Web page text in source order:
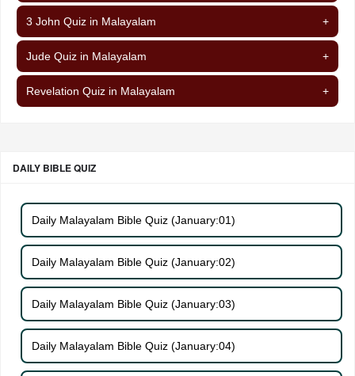
3 John Quiz in Malayalam +
Jude Quiz in Malayalam +
Revelation Quiz in Malayalam +
DAILY BIBLE QUIZ
Daily Malayalam Bible Quiz (January:01)
Daily Malayalam Bible Quiz (January:02)
Daily Malayalam Bible Quiz (January:03)
Daily Malayalam Bible Quiz (January:04)